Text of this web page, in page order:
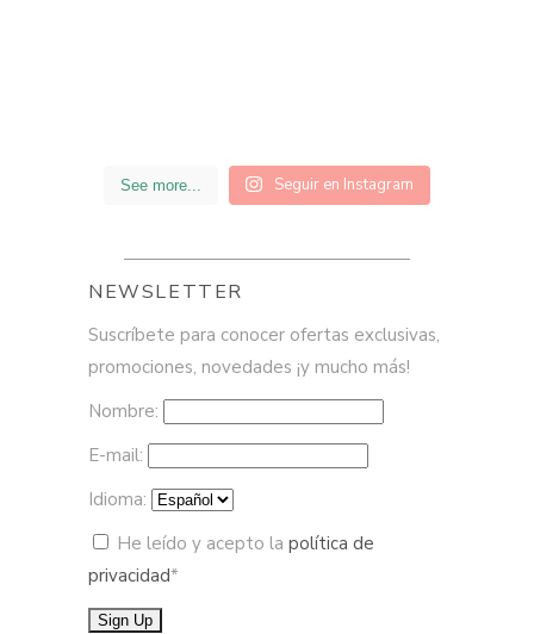
See more... Seguir en Instagram
NEWSLETTER
Suscríbete para conocer ofertas exclusivas,
promociones, novedades ¡y mucho más!
Nombre:
E-mail:
Idioma:
He leído y acepto la política de
privacidad*